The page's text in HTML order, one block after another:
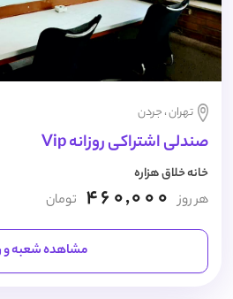
تهران ، جردن
صندلی اشتراکی روزانه Vip
خانه خلاق هزاره
هر روز 460,000 تومان
مشاهده شعبه و